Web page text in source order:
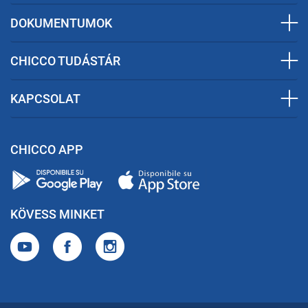
DOKUMENTUMOK
CHICCO TUDÁSTÁR
KAPCSOLAT
CHICCO APP
KÖVESS MINKET